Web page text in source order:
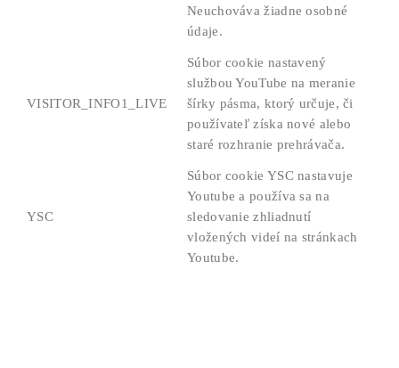
Neuchováva žiadne osobné
údaje.
VISITOR_INFO1_LIVE
Súbor cookie nastavený
službou YouTube na meranie
šírky pásma, ktorý určuje, či
používateľ získa nové alebo
staré rozhranie prehrávača.
YSC
Súbor cookie YSC nastavuje
Youtube a používa sa na
sledovanie zhliadnutí
vložených videí na stránkach
Youtube.